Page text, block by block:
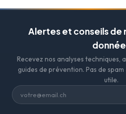
Alertes et conseils de
Recevez nos analyses
guides de prévention. Pas de
utile.